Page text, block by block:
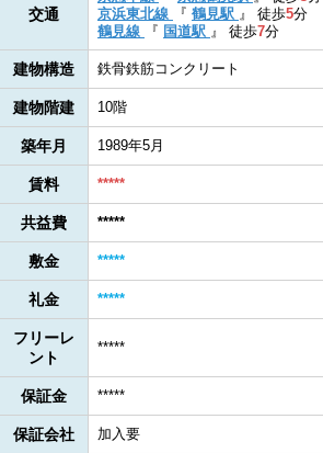
交通
京浜東北線
『 鶴見駅 』 徒歩5分
鶴見線
『 国道駅 』 徒歩7分
建物構造 鉄骨鉄筋コンクリート
建物階建 10階
築年月 1989年5月
賃料 *****
共益費 *****
敷金 *****
礼金 *****
フリーレ
ント
*****
保証金 *****
保証会社 加入要